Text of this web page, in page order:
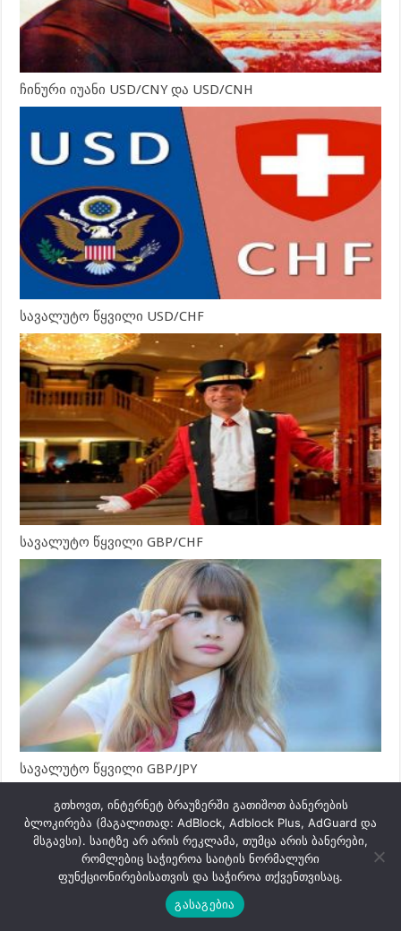
ჩინური იუანი USD/CNY და USD/CNH
სავალუტო წყვილი USD/CHF
სავალუტო წყვილი GBP/CHF
სავალუტო წყვილი GBP/JPY
გთხოვთ, ინტერნეტ ბრაუზერში გათიშოთ ბანერების
ბლოკირება (მაგალითად: AdBlock, Adblock Plus, AdGuard და
მსგავსი). საიტზე არ არის რეკლამა, თუმცა არის ბანერები,
რომლებიც საჭიეროა საიტის ნორმალური
ფუნქციონირებისათვის და საჭიროა თქვენთვისაც.
გასაგებია